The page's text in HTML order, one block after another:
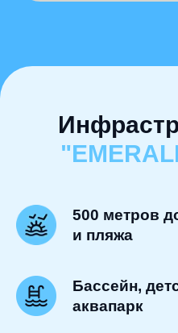
500 метров
и пляжа
Бассейн,
аквапарк